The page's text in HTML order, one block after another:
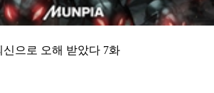
으로 오해 받았다 7화